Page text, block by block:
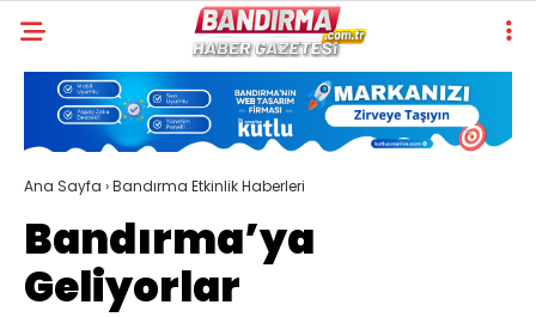
Ana Sayfa ›Bandırma Etkinlik Haberleri
Bandırma’ya
Geliyorlar